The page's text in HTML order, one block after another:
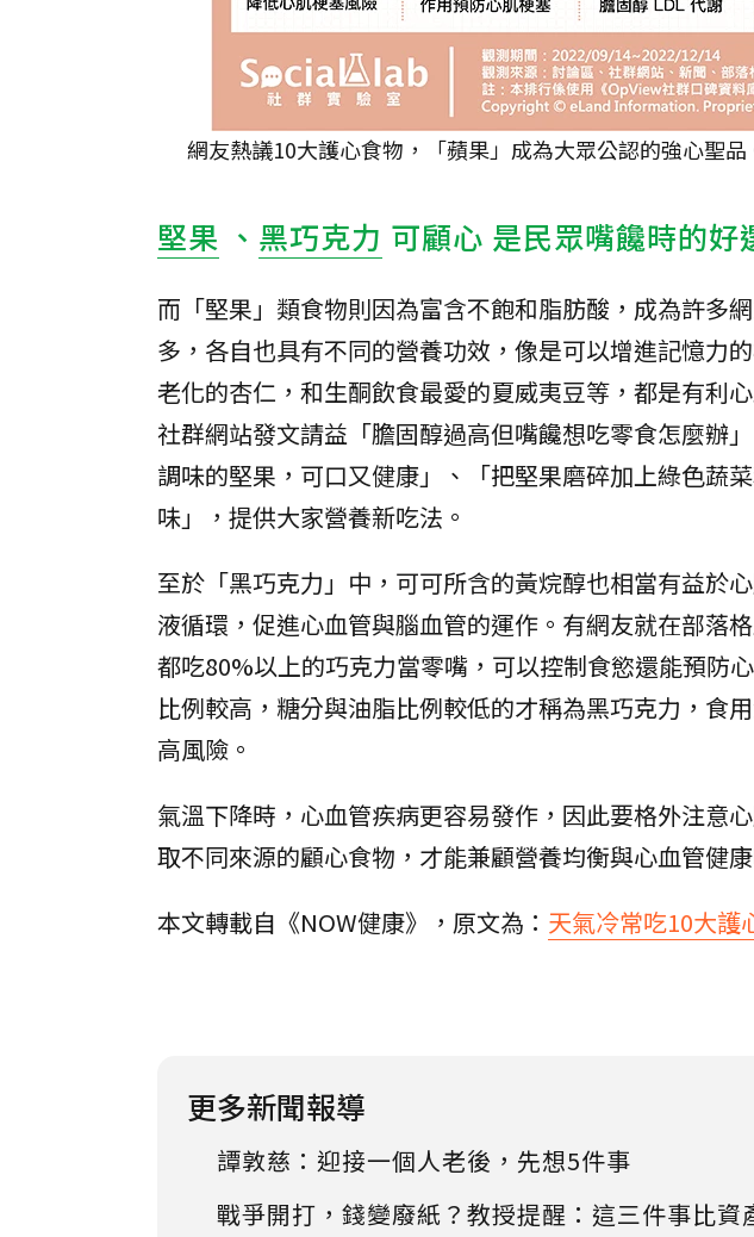
網友熱議10大護心食物，「蘋果」成為大眾公認的強心聖
堅果 、 黑巧克力 可顧心 是民眾嘴饞時的好
而「堅果」類食物則因為富含不飽和脂肪酸，成為許多
多，各自也具有不同的營養功效，像是可以增進記憶力
老化的杏仁，和生酮飲食最愛的夏威夷豆等，都是有利
社群網站發文請益「膽固醇過高但嘴饞想吃零食怎麼辦
調味的堅果，可口又健康」、「把堅果磨碎加上綠色蔬
味」，提供大家營養新吃法。
至於「黑巧克力」中，可可所含的黃烷醇也相當有益於
液循環，促進心血管與腦血管的運作。有網友就在部落
都吃80%以上的巧克力當零嘴，可以控制食慾還能預防
比例較高，糖分與油脂比例較低的才稱為黑巧克力，食
高風險。
氣溫下降時，心血管疾病更容易發作，因此要格外注意
取不同來源的顧心食物，才能兼顧營養均衡與心血管健康
本文轉載自《NOW健康》，原文為： 天氣冷常吃10大護
更多新聞報導
譚敦慈：迎接一個人老後，先想5件事
戰爭開打，錢變廢紙？教授提醒：這三件事比資